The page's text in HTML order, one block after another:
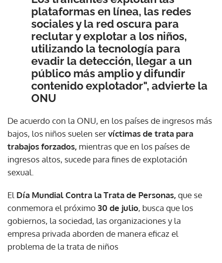
plataformas en línea, las redes
sociales y la red oscura para
reclutar y explotar a los niños,
utilizando la tecnología para
evadir la detección, llegar a un
público más amplio y difundir
contenido explotador", advierte la
ONU
De acuerdo con la ONU, en los países de ingresos más
bajos, los niños suelen servíctimas de trata para
trabajos forzados, mientras que en los países de
ingresos altos, sucede para fines de explotación
sexual.
El Día Mundial Contra la Trata de Personas,que se
conmemora el próximo30 de julio, busca que los
gobiernos, la sociedad, las organizaciones y la
empresa privada aborden de manera eficaz el
problema de la trata de niños